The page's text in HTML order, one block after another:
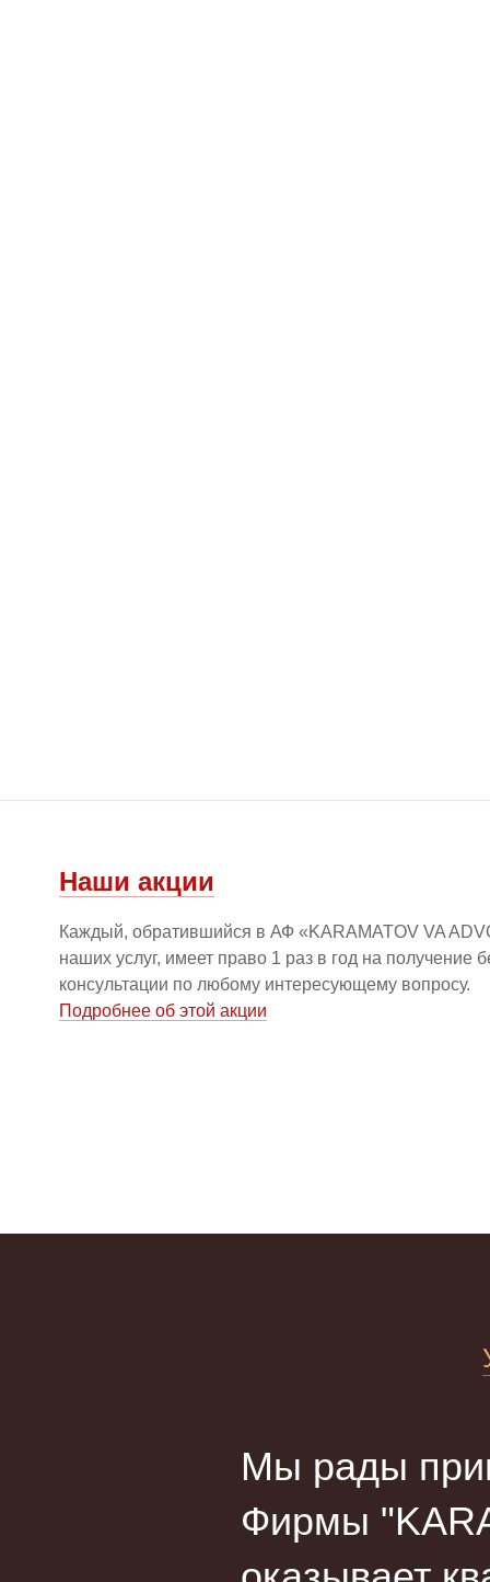
Наши акции
Каждый, обратившийся в АФ «KARAMATOV VA
наших услуг, имеет право 1 раз в год на получение
консультации по любому интересующему вопросу.
Подробнее об этой акции
Мы рады
Фирмы